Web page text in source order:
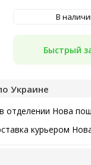
Украине
отделении Нова
курьером
В
Быстрый